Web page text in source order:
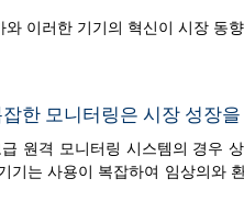
이러한 기기의 혁신이 시장 동
한 모니터링은 시장 성장
원격 모니터링 시스템의 경우
기는 사용이 복잡하여 임상의와